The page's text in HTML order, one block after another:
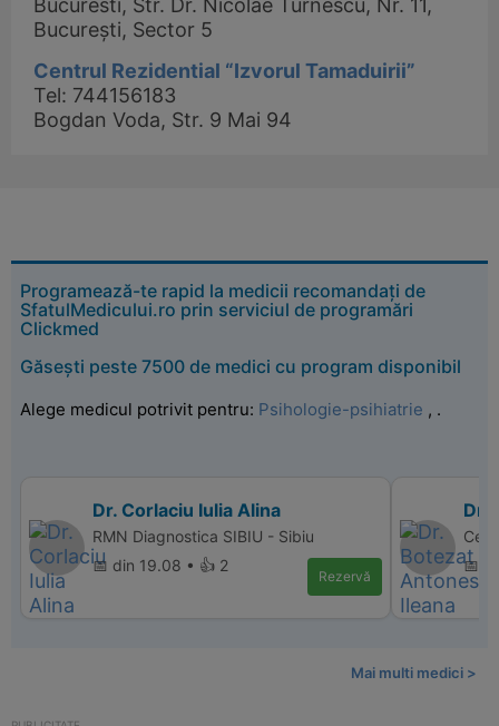
Bucuresti, Str. Dr. Nicolae Turnescu, Nr. 11,
București, Sector 5
Centrul Rezidential “Izvorul Tamaduirii”
Tel: 744156183
Bogdan Voda, Str. 9 Mai 94
Programează-te rapid la medicii recomandați de
SfatulMedicului.ro prin serviciul de programări
Clickmed
Găsești peste 7500 de medici cu program disponibil
Alege medicul potrivit pentru: Psihologie-psihiatrie , .
Dr. Corlaciu Iulia Alina
RMN Diagnostica SIBIU - Sibiu
📅 din 19.08 • 👍 2
Rezervă
Dr.
📅
Mai multi medici >